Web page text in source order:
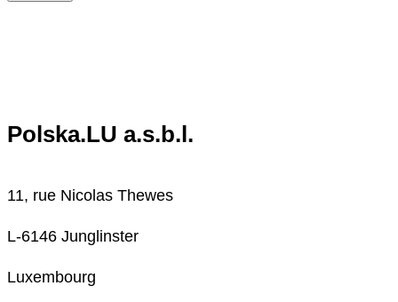
Polska.LU a.s.b.l.
11, rue Nicolas Thewes
L-6146 Junglinster
Luxembourg